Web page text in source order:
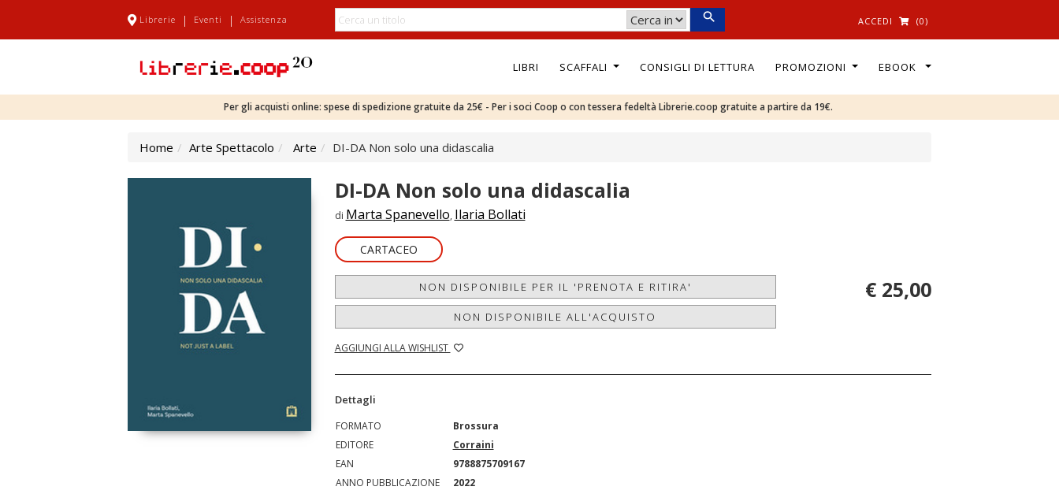
Librerie | Eventi | Assistenza ACCEDI (0)
LIBRI SCAFFALI CONSIGLI DI LETTURA PROMOZIONI EBOOK
Per gli acquisti online: spese di spedizione gratuite da 25€ - Per i soci Coop o con tessera fedeltà Librerie.coop gratuite a partire da 19€.
Home Arte Spettacolo Arte DI-DA Non solo una didascalia
DI-DA Non solo una didascalia
di Marta Spanevello, Ilaria Bollati
CARTACEO
NON DISPONIBILE PER IL 'PRENOTA E RITIRA'
NON DISPONIBILE ALL'ACQUISTO
AGGIUNGI ALLA WISHLIST
€ 25,00
Dettagli
FORMATO
Brossura
EDITORE
Corraini
EAN
9788875709167
ANNO PUBBLICAZIONE
2022